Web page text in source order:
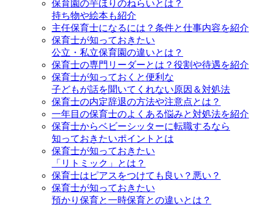
保育園の芋ほりのねらいとは？
持ち物や絵本も紹介
主任保育士になるには？条件と仕事内容を紹介
保育士が知っておきたい
公立・私立保育園の違いとは？
保育士の専門リーダーとは？役割や待遇を紹介
保育士が知っておくと便利な
子どもが話を聞いてくれない原因＆対処法
保育士の内定辞退の方法や注意点とは？
一年目の保育士のよくある悩みと対処法を紹介
保育士からベビーシッターに転職するなら
知っておきたいポイントとは
保育士が知っておきたい
「リトミック」とは？
保育士はピアスをつけても良い？悪い？
保育士が知っておきたい
預かり保育と一時保育との違いとは？